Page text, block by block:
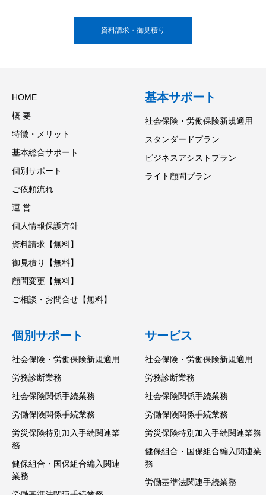
資料請求・御見積り
HOME
概 要
特徴・メリット
基本総合サポート
個別サポート
ご依頼流れ
運 営
個人情報保護方針
資料請求【無料】
御見積り【無料】
顧問変更【無料】
ご相談・お問合せ【無料】
基本サポート
社会保険・労働保険新規適用
スタンダードプラン
ビジネスアシストプラン
ライト顧問プラン
個別サポート
社会保険・労働保険新規適用
労務診断業務
社会保険関係手続業務
労働保険関係手続業務
労災保険特別加入手続関連業
務
健保組合・国保組合編入関連
業務
サービス
社会保険・労働保険新規適用
労務診断業務
社会保険関係手続業務
労働保険関係手続業務
労災保険特別加入手続関連業務
健保組合・国保組合編入関連業
務
労働基準法関連手続業務